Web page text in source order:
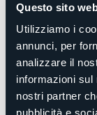
Questo sito
Utilizziamo i
annunci, per
analizzare il
informazioni
nostri partner
ore 14:45
Giulia Piana
ore 15:00 Babbo
bambini,
dolcetti
ore 16:00